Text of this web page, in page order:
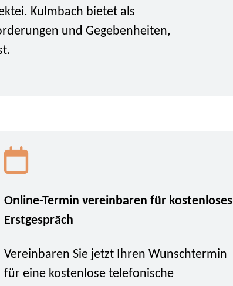
Kulmbach bietet als
und Gegebenheiten,
Online-Termin vereinbaren für kostenloses
Erstgespräch
Vereinbaren Sie jetzt Ihren Wunschtermin
für eine kostenlose telefonische